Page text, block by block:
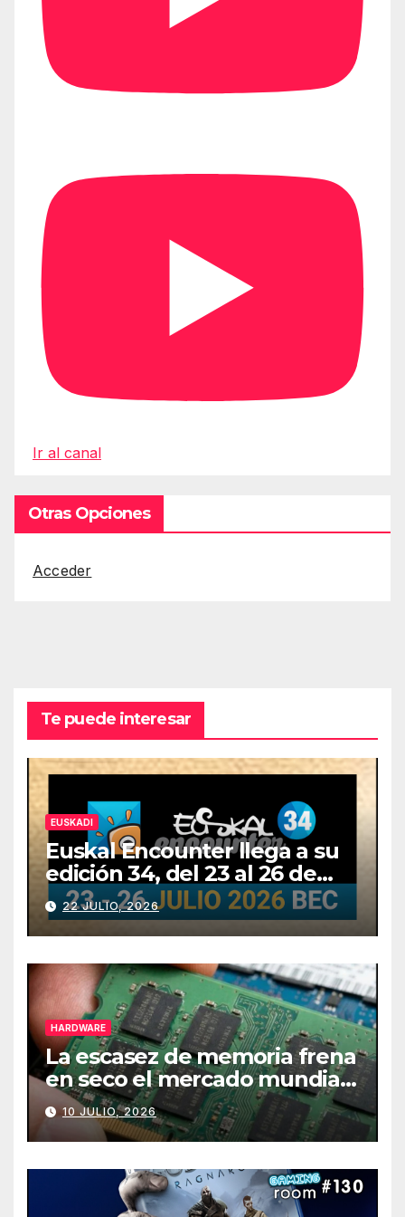
Ir al canal
Otras Opciones
Acceder
Te puede interesar
EUSKADI
Euskal Encounter llega a su
edición 34, del 23 al 26 de
julio
22 JULIO, 2026
HARDWARE
La escasez de memoria frena
en seco el mercado mundial
de PCs
10 JULIO, 2026